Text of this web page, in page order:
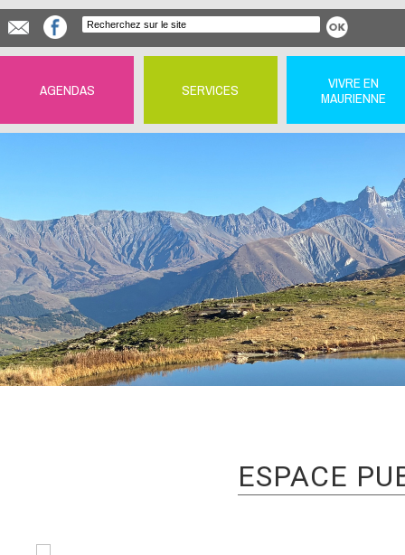
AGENDAS SERVICES
VIVRE EN
MAURIENNE
ESPACE